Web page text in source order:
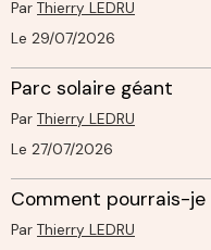
Par Thierry LEDRU
Le 29/07/2026
Parc solaire géant
Par Thierry LEDRU
Le 27/07/2026
Comment pourrais-
Par Thierry LEDRU